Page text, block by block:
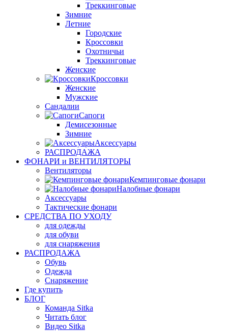
Треккинговые
Зимние
Летние
Городские
Кроссовки
Охотничьи
Треккинговые
Женские
Кроссовки
Женские
Мужские
Сандалии
Сапоги
Демисезонные
Зимние
Аксессуары
РАСПРОДАЖА
ФОНАРИ и ВЕНТИЛЯТОРЫ
Вентиляторы
Кемпинговые фонари
Налобные фонари
Аксессуары
Тактические фонари
СРЕДСТВА ПО УХОДУ
для одежды
для обуви
для снаряжения
РАСПРОДАЖА
Обувь
Одежда
Снаряжение
Где купить
БЛОГ
Команда Sitka
Читать блог
Видео Sitka